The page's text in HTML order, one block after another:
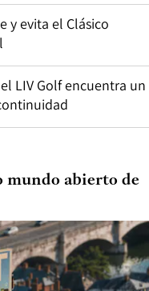
y evita el Clásico
LIV Golf encuentra un
mundo abierto de